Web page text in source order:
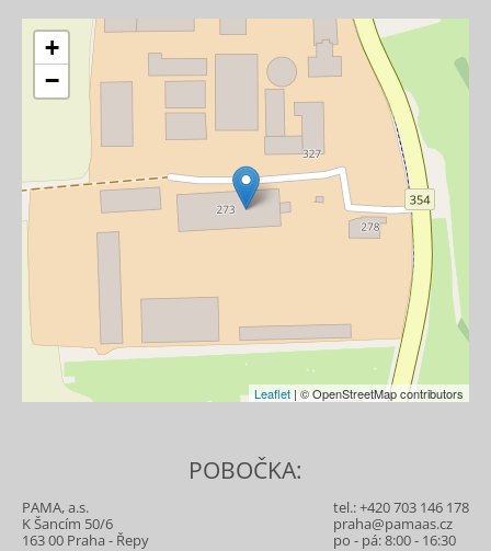
+
−
Leaflet | © OpenStreetMap contributors
POBOČKA:
PAMA, a.s.
K Šancím 50/6
163 00 Praha - Řepy
tel.:+420 703 146 178
praha@pamaas.cz
po - pá: 8:00 - 16:30